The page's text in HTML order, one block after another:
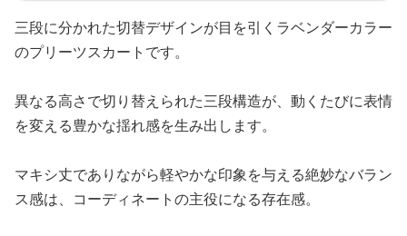
三段に分かれた切替デザインが目を引くラベンダーカラー
のプリーツスカートです。
異なる高さで切り替えられた三段構造が、動くたびに表情
を変える豊かな揺れ感を生み出します。
マキシ丈でありながら軽やかな印象を与える絶妙なバラン
ス感は、コーディネートの主役になる存在感。